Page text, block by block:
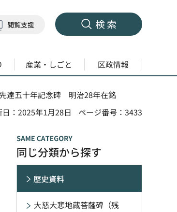
閲覧支援 検索
産業・しごと 区政情報
達五十年記念碑 明治28年在銘
日：2025年1月28日
ページ番号：3433
同じ分類から探す
歴史資料
大慈大悲地蔵菩薩碑（残